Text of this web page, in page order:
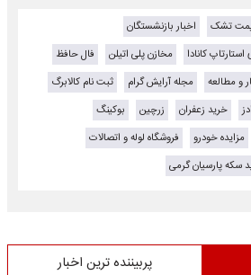
تشک
اخبار بازنشستگان
استارتاپ کانادا مخازن پلی اتیلن
فال حافظ
و مطالعه مجله آرایش گرام
ثبت نام کالابرگ
خرید زعفران زرچین
بوکینگ
مزایده خودرو
فروشگاه لوله و اتصالات
سکه پارسیان گرمی
پربیننده ترین اخبار